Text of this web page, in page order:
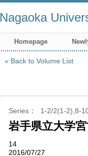
Nagaoka
Homepage
Back to Volume List
Series 1-2/2(1-2),8-
岩手県立大学
14
2016/07/27